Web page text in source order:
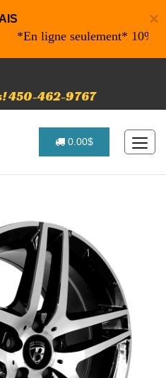
×
*En ligne seulement* 10% de
450-462-9767
0.00$